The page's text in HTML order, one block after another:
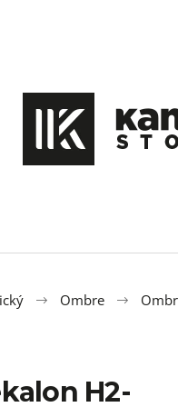
Ombre
H2-
Čo potrebujete nájsť?
MICRO ZIZI OMBRE 2-2